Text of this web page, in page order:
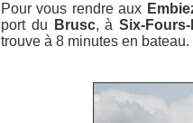
Pour vous rendre aux
port du
Brusc, àSix-
trouve à 8 minutes en bateau.